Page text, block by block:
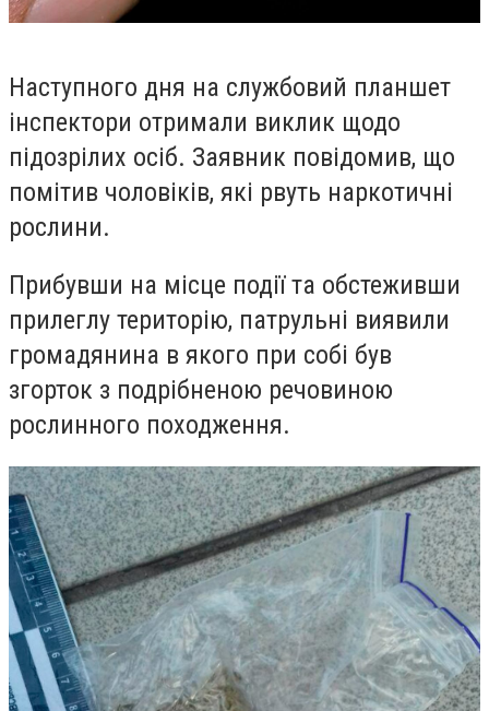
Наступного дня на службовий планшет
інспектори отримали виклик щодо
підозрілих осіб. Заявник повідомив, що
помітив чоловіків, які рвуть наркотичні
рослини.
Прибувши на місце події та обстеживши
прилеглу територію, патрульні виявили
громадянина в якого при собі був
згорток з подрібненою речовиною
рослинного походження.